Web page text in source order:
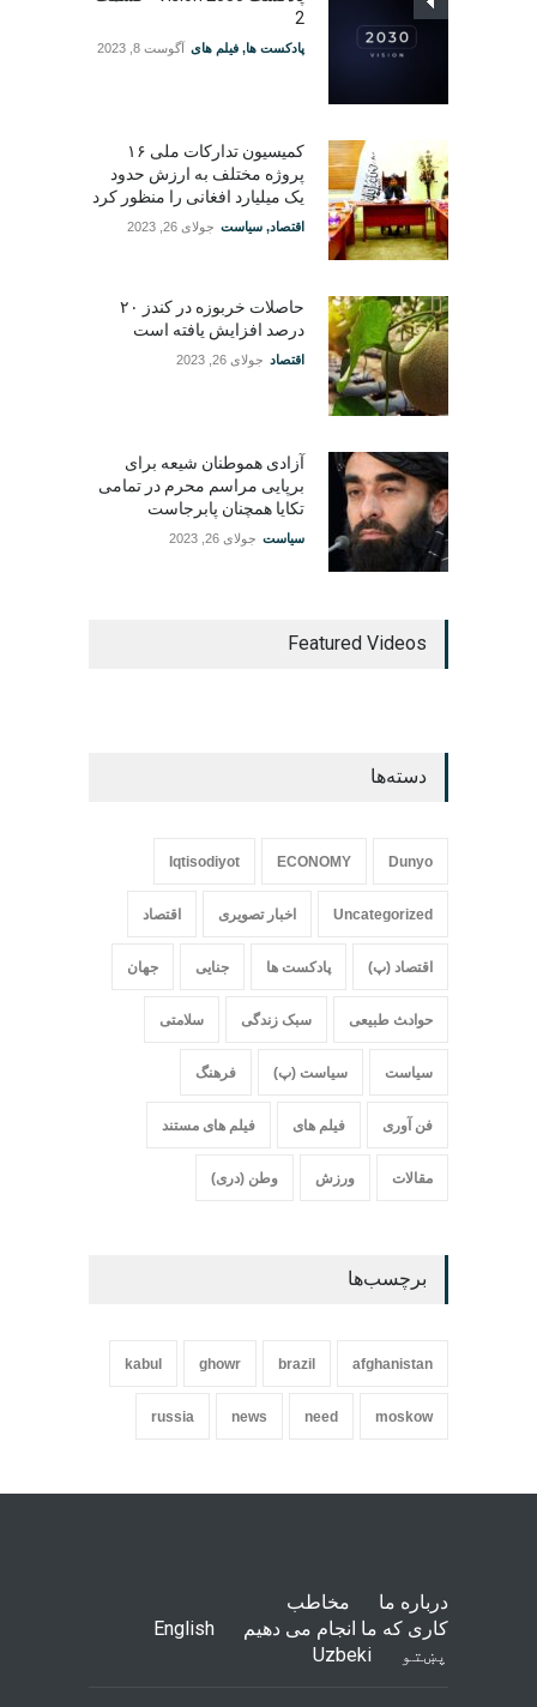
2
پادکست ها, فیلم های آگوست 8, 2023
کمیسیون تدارکات ملی ۱۶
پروژه مختلف به ارزش حدود
یک میلیارد افغانی را منظور کرد
اقتصاد, سیاست جولای 26, 2023
حاصلات خربوزه در کندز ۲۰
درصد افزایش یافته است
اقتصاد جولای 26, 2023
آزادی هموطنان شیعه برای
برپایی مراسم محرم در تمامی
تکایا همچنان پابرجاست
سیاست جولای 26, 2023
Featured Videos
دسته‌ها
Dunyo
ECONOMY
Iqtisodiyot
Uncategorized اخبار تصویری اقتصاد
اقتصاد (پ) پادکست ها جنایی جهان
حواد‍‍‍ث طبیعی سبک زندگی سلامتی
سیاست سیاست (پ) فرهنگ
فن آوری فیلم های فیلم های مستند
مقالات ورزش وطن (دری)
برچسب‌ها
afghanistan
brazil
ghowr
kabul
moskow
need
news
russia
درباره ما
مخاطب
کاری که ما انجام می دهیم
English
پښتو
Uzbeki